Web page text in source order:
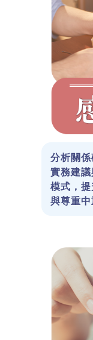
分析關
實務建
模式，
與尊重中